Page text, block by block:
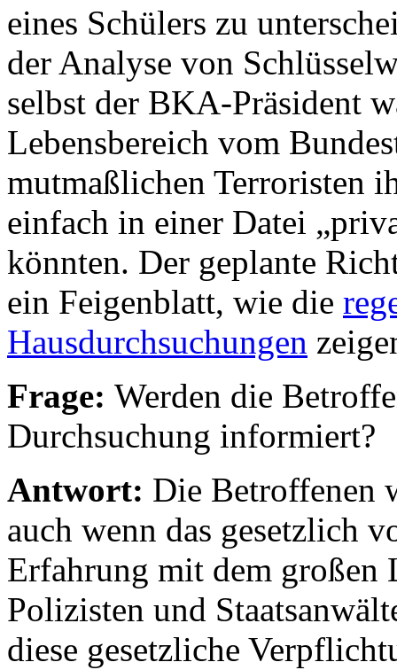
eines Schülers zu
der Analyse von
selbst der BKA-Präsident
Lebensbereich vom
mutmaßlichen Terroristen
einfach in einer Datei
könnten. Der geplante
ein Feigenblatt, wie die
Hausdurchsuchungen
Frage: Werden die
Durchsuchung informiert?
Antwort: Die Betroffenen
auch wenn das gesetzlich
Erfahrung mit dem großen
Polizisten und
diese gesetzliche